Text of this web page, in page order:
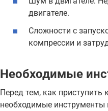
двигателе.
Сложности с
компрессии и
Необходимые
Перед тем, как приступить
необходимые инструменты